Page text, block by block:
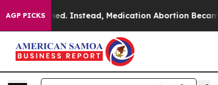
AGP PICKSInstead, Medication Abortion Became